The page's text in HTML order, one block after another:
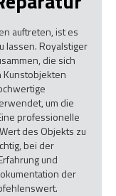
auftreten, ist es
lassen. Royalstiger
die sich
Kunstobjekten
um die
professionelle
des Objekts zu
bei der
und
der